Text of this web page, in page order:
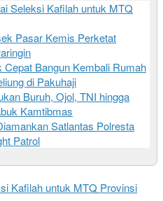
Seleksi Kafilah untuk MTQ
Pasar Kemis Perketat
Cepat Bangun Kembali Rumah
di Pakuhaji
Buruh, Ojol, TNI hingga
Kamtibmas
Satlantas Polresta
Patrol
Kafilah untuk MTQ Provinsi